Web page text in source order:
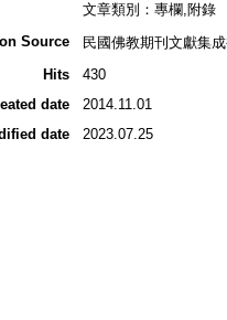
文章類別：專欄,附錄
Source
民國佛教期刊文獻集
Hits
430
date
2014.11.01
date
2023.07.25